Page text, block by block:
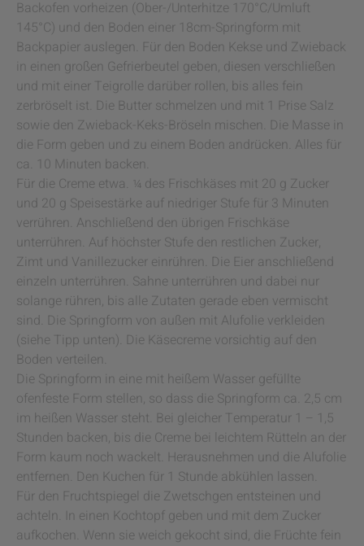
Backofen vorheizen (Ober-/Unterhitze 170°C/Umluft
145°C) und den Boden einer 18cm-Springform mit
Backpapier auslegen. Für den Boden Kekse und Zwieback
in einen großen Gefrierbeutel geben, diesen verschließen
und mit einer Teigrolle darüber rollen, bis alles fein
zerbröselt ist. Die Butter schmelzen und mit 1 Prise Salz
sowie den Zwieback-Keks-Bröseln mischen. Die Masse in
die Form geben und zu einem Boden andrücken. Alles für
ca. 10 Minuten backen.
Für die Creme etwa. ¼ des Frischkäses mit 20 g Zucker
und 20 g Speisestärke auf niedriger Stufe für 3 Minuten
verrühren. Anschließend den übrigen Frischkäse
unterrühren. Auf höchster Stufe den restlichen Zucker,
Zimt und Vanillezucker einrühren. Die Eier anschließend
einzeln unterrühren. Sahne unterrühren und dabei nur
solange rühren, bis alle Zutaten gerade eben vermischt
sind. Die Springform von außen mit Alufolie verkleiden
(siehe Tipp unten). Die Käsecreme vorsichtig auf den
Boden verteilen.
Die Springform in eine mit heißem Wasser gefüllte
ofenfeste Form stellen, so dass die Springform ca. 2,5 cm
im heißen Wasser steht. Bei gleicher Temperatur 1 – 1,5
Stunden backen, bis die Creme bei leichtem Rütteln an der
Form kaum noch wackelt. Herausnehmen und die Alufolie
entfernen. Den Kuchen für 1 Stunde abkühlen lassen.
Für den Fruchtspiegel die Zwetschgen entsteinen und
achteln. In einen Kochtopf geben und mit dem Zucker
aufkochen. Wenn sie weich gekocht sind, die Früchte fein